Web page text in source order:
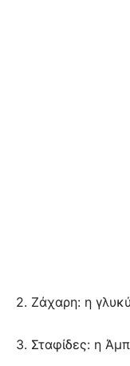
2. Ζάχαρη: η
3. Σταφίδες: η